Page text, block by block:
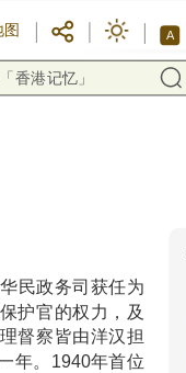
图 A
民政务司获任为
护官的权力，及
督察皆由洋汉担
年。1940年首位